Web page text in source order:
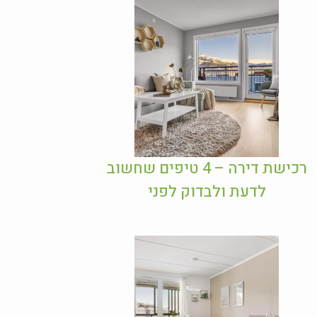
רכישת דירה – 4 טיפים שחשוב
לדעת ולבדוק לפני